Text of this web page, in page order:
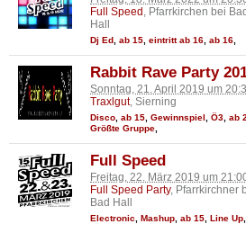
Full Speed , Pfarrkirchen bei
Hall
Dj Ed ab 15 eintritt ab 16 ab 16
Rabbit Rave Party
Sonntag, 21. April 2019 um
Traxlgut, Sierning
Disco ab 15 Gewinnspiel Ö3 ab
Größte Gruppe
Full Speed
Freitag, 22. März 2019 um
Full Speed Party, Pfarrkirchner
Bad Hall
Electronic, Mashup, ab 15, Line Up,